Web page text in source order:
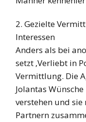
2. Gezielte
Interessen
Anders als bei
setzt ‚Verliebt in
Vermittlung. Die
Jolantas
verstehen und
Partnern